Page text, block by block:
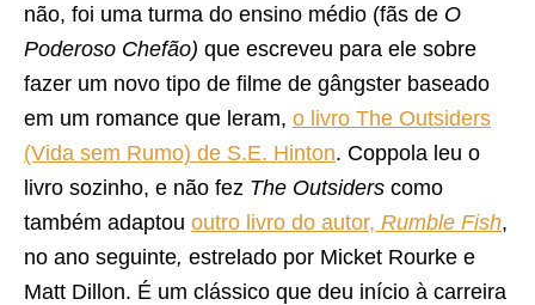
não, foi uma turma do ensino médio (fãs de O
Poderoso Chefão) que escreveu para ele sobre
fazer um novo tipo de filme de gângster baseado
em um romance que leram, o livro The Outsiders
(Vida sem Rumo) de S.E. Hinton. Coppola leu o
livro sozinho, e não fez The Outsiders como
também adaptou outro livro do autor, Rumble Fish,
no ano seguinte, estrelado por Micket Rourke e
Matt Dillon. É um clássico que deu início à carreira